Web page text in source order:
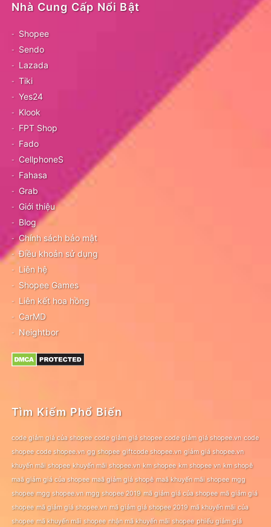
Nhà Cung Cấp Nổi Bật
Shopee
Sendo
Lazada
Tiki
Yes24
Klook
FPT Shop
Fado
CellphoneS
Fahasa
Grab
Giới thiệu
Blog
Chính sách bảo mật
Điều khoản sử dụng
Liên hệ
Shopee Games
Liên kết hoa hồng
CarMD
Neightbor
Tìm Kiếm Phổ Biến
code giảm giá của shopee code giảm giá shopee code giảm giá shopee.vn code
shopee code shopee.vn gg shopee giftcode shopee.vn giảm giá shopee.vn
khuyến mãi shopee khuyến mãi shopee.vn km shopee km shopee vn km shopê
maã giảm giá của shopee maã giảm giá shopê maã khuyến mãi shopee mgg
shopee mgg shopee.vn mgg shopee 2019 mã giảm giá của shopee mã giảm giá
shopee mã giảm giá shopee.vn mã giảm giá shopee 2019 mã khuyến mãi của
shopee mã khuyến mãi shopee nhận mã khuyến mãi shopee phiếu giảm giá